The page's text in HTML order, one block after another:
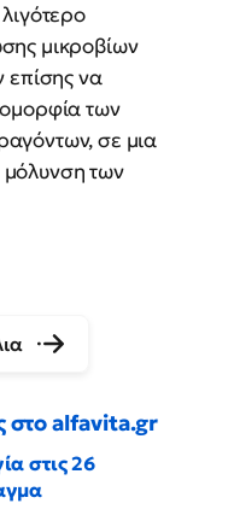
μικροβίων
επίσης να
των
σε μια
των
στο alfavita.gr
στις 26